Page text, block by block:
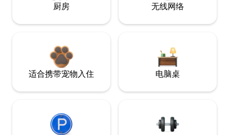
厨房 无线网络
适合携带宠物入住 电脑桌